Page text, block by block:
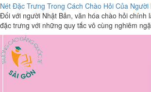
Nét Đặc Trưng Trong Cách Chào Hỏi Của Người
Đối với người Nhật Bản, văn hóa chào hỏi chính
đặc trưng với những quy tắc vô cùng nghiêm